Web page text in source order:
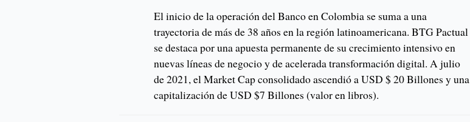
El inicio de la operación del Banco en Colombia se suma a una
trayectoria de más de 38 años en la región latinoamericana. BTG Pactual
se destaca por una apuesta permanente de su crecimiento intensivo en
nuevas líneas de negocio y de acelerada transformación digital. A julio
de 2021, el Market Cap consolidado ascendió a USD $ 20 Billones y una
capitalización de USD $7 Billones (valor en libros).